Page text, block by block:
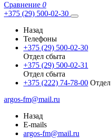
Сравнение 0
+375 (29) 500-02-30
Назад
Телефоны
+375 (29) 500-02-30
Отдел сбыта
+375 (29) 500-02-31
Отдел сбыта
+375 (222) 74-78-00 Отдел
argos-fm@mail.ru
Назад
E-mails
argos-fm@mail.ru